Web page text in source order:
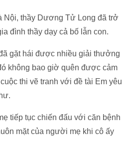
Nội, thầy Dương Tử Long đã trở
đình thầy dạy cả bố lẫn con.
gặt hái được nhiều giải thưởng
không bao giờ quên được cảm
thi vẽ tranh với đề tài Em yêu
tiếp tục chiến đấu với căn bệnh
mặt của người mẹ khi cô ấy